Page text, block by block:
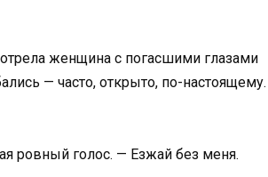
женщина с погасшими глазами
— часто, открыто, по-настоящему.
ровный голос. — Езжай без меня.